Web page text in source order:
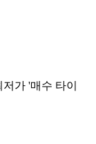
가 '매수 타이